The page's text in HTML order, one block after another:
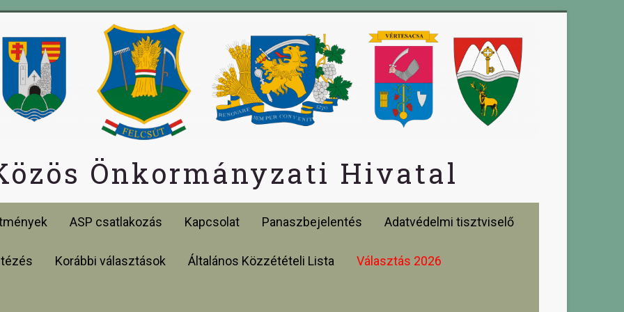
Önkormányzati Hivatal
ASP csatlakozás Kapcsolat Panaszbejelentés Adatvédelmi tisztviselő
Korábbi választások Általános Közzétételi Lista Választás 2026